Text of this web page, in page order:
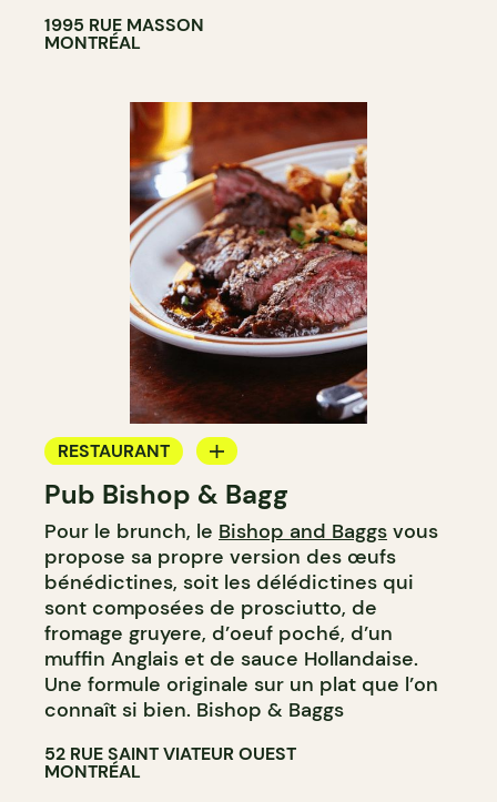
1995 RUE MASSON
MONTRÉAL
RESTAURANT
BAR
MICROBRASSERIE
Pub Bishop & Bagg
Pour le brunch, le Bishop and Baggs vous
propose sa propre version des œufs
bénédictines, soit les délédictines qui
sont composées de prosciutto, de
fromage gruyere, d’oeuf poché, d’un
muffin Anglais et de sauce Hollandaise.
Une formule originale sur un plat que l’on
connaît si bien. Bishop & Baggs
52 RUE SAINT VIATEUR OUEST
MONTRÉAL